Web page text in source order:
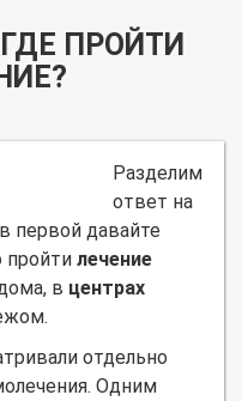
ПРОЙТИ
Разделим
ответ на
первой давайте
лечение
в центрах
отдельно
Одним